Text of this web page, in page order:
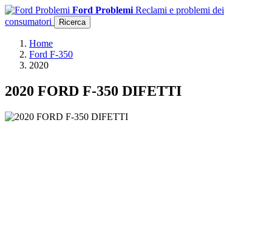
Ford Problemi Reclami e problemi dei
consumatori
Ricerca
Home
Ford F-350
2020
2020 FORD F-350 DIFETTI